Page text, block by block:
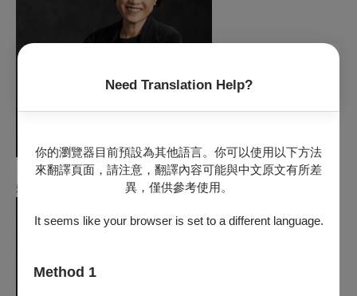
Need Translation Help?
你的瀏覽器目前預設為其他語言。你可以使用以下方法
來翻譯頁面，請注意，翻譯內容可能與中文原文有所差
異，僅供參考使用。
It seems like your browser is set to a different language.
Method 1
賴依莉 （國家兩廳院 節目企劃部經理）